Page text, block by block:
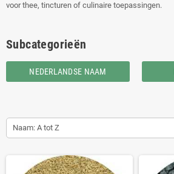
voor thee, tincturen of culinaire toepassingen.
Subcategorieën
NEDERLANDSE NAAM
Naam: A tot Z